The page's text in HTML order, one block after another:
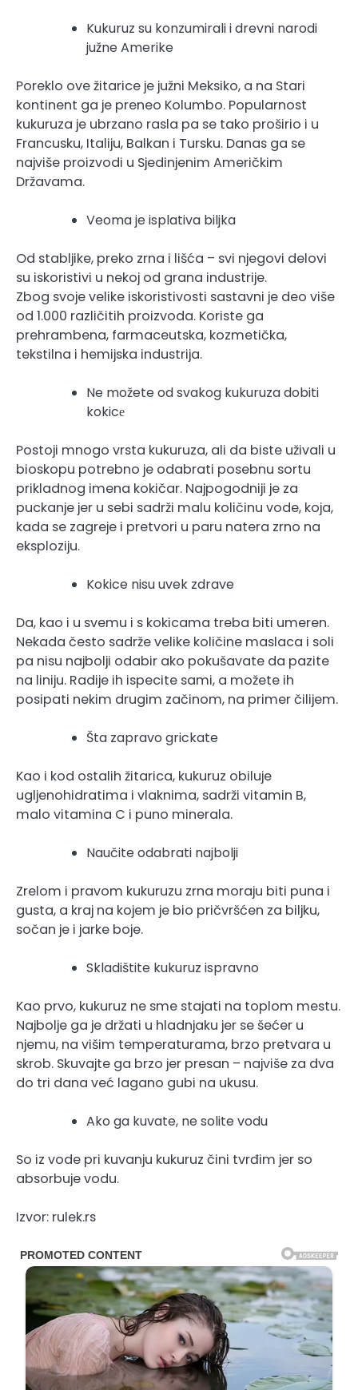
Kukuruz su konzumirali i drevni narodi
južne Amerike
Poreklo ove žitarice je južni Meksiko, a na Stari
kontinent ga je preneo Kolumbo. Popularnost
kukuruza je ubrzano rasla pa se tako proširio i u
Francusku, Italiju, Balkan i Tursku. Danas ga se
najviše proizvodi u Sjedinjenim Američkim
Državama.
Veoma je isplativa biljka
Od stabljike, preko zrna i lišća – svi njegovi delovi
su iskoristivi u nekoj od grana industrije.
Zbog svoje velike iskoristivosti sastavni je deo više
od 1.000 različitih proizvoda. Koriste ga
prehrambena, farmaceutska, kozmetička,
tekstilna i hemijska industrija.
Ne možete od svakog kukuruza dobiti
kokicе
Postoji mnogo vrsta kukuruza, ali da biste uživali u
bioskopu potrebno je odabrati posebnu sortu
prikladnog imena kokičar. Najpogodniji je za
puckanje jer u sebi sadrži malu količinu vode, koja,
kada se zagreje i pretvori u paru natera zrno na
eksploziju.
Kokice nisu uvek zdrave
Da, kao i u svemu i s kokicama treba biti umeren.
Nekada često sadrže velike količine maslaca i soli
pa nisu najbolji odabir ako pokušavate da pazite
na liniju. Radije ih ispecite sami, a možete ih
posipati nekim drugim začinom, na primer čilijem.
Šta zapravo grickate
Kao i kod ostalih žitarica, kukuruz obiluje
ugljenohidratima i vlaknima, sadrži vitamin B,
malo vitamina C i puno minerala.
Naučite odabrati najbolji
Zrelom i pravom kukuruzu zrna moraju biti puna i
gusta, a kraj na kojem je bio pričvršćen za biljku,
sočan je i jarke boje.
Skladištite kukuruz ispravno
Kao prvo, kukuruz ne sme stajati na toplom mestu.
Najbolje ga je držati u hladnjaku jer se šećer u
njemu, na višim temperaturama, brzo pretvara u
skrob. Skuvajte ga brzo jer presan – najviše za dva
do tri dana već lagano gubi na ukusu.
Ako ga kuvate, ne solite vodu
So iz vode pri kuvanju kukuruz čini tvrđim jer so
absorbuje vodu.
Izvor: rulek.rs